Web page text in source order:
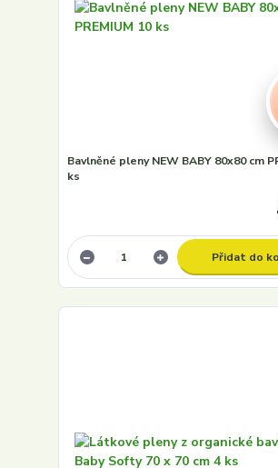
Bavlněné pleny NEW BABY 80x80 cm
ks
Přidat do